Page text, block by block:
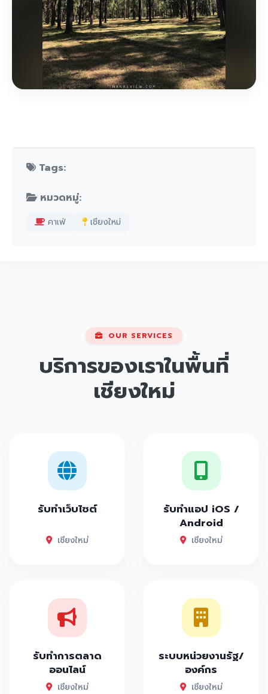
Tags:
หมวดหมู่:
คาเฟ่ เชียงใหม่
OUR SERVICES
บริการของเราในพื้นที่
เชียงใหม่
รับทำเว็บไซต์
เชียงใหม่
รับทำแอป iOS /
Android
เชียงใหม่
รับทำการตลาด
ออนไลน์
เชียงใหม่
ระบบหน่วยงานรัฐ/
องค์กร
เชียงใหม่